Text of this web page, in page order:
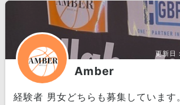
更新日：
Amber
経験者 男女どちらも募集しています。